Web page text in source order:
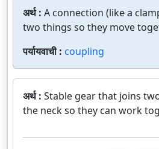
अर्थ : A connection (like a
two things so they move
पर्यायवाची : coupling
अर्थ : Stable gear that joins
the neck so they can work